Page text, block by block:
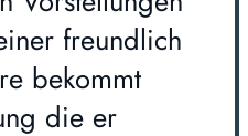
freundlich
bekommt
die er